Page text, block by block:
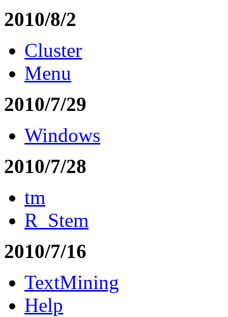
2010/8/2
Cluster
Menu
2010/7/29
Windows
2010/7/28
tm
R_Stem
2010/7/16
TextMining
Help